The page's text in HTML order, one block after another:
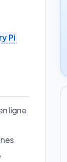
Pi
ligne